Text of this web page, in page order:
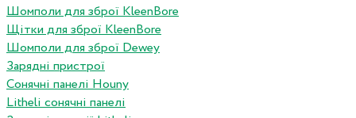
Шомполи для зброї KleenBore
Щітки для зброї KleenBore
Шомполи для зброї Dewey
Зарядні пристрої
Сонячні панелі Houny
Litheli сонячні панелі